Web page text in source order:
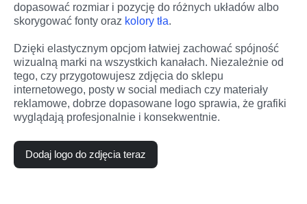
dopasować rozmiar i pozycję do różnych układów albo
skorygować fonty oraz kolory tła.
Dzięki elastycznym opcjom łatwiej zachować spójność
wizualną marki na wszystkich kanałach. Niezależnie od
tego, czy przygotowujesz zdjęcia do sklepu
internetowego, posty w social mediach czy materiały
reklamowe, dobrze dopasowane logo sprawia, że grafiki
wyglądają profesjonalnie i konsekwentnie.
Dodaj logo do zdjęcia teraz